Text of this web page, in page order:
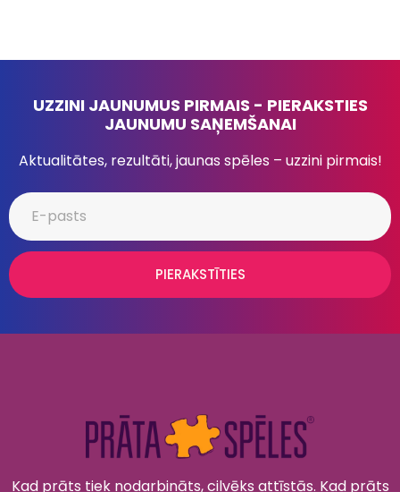
UZZINI JAUNUMUS PIRMAIS - PIERAKSTIES
JAUNUMU SAŅEMŠANAI
Aktualitātes, rezultāti, jaunas spēles – uzzini pirmais!
PIERAKSTĪTIES
Kad prāts tiek nodarbināts, cilvēks attīstās. Kad prāts